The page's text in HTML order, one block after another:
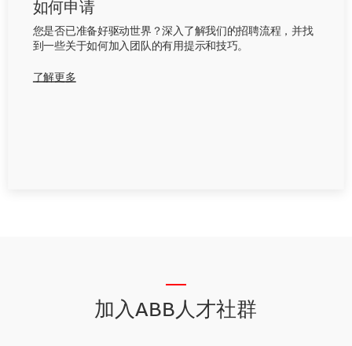
如何申请
您是否已准备好驱动世界？深入了解我们的招聘流程，并找
到一些关于如何加入团队的有用提示和技巧。
了解更多
加入ABB人才社群